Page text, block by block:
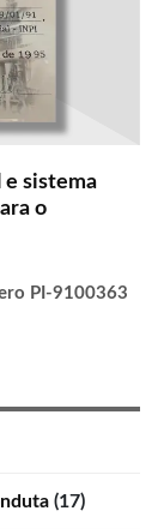
e sistema
o
PI-9100363
(17)